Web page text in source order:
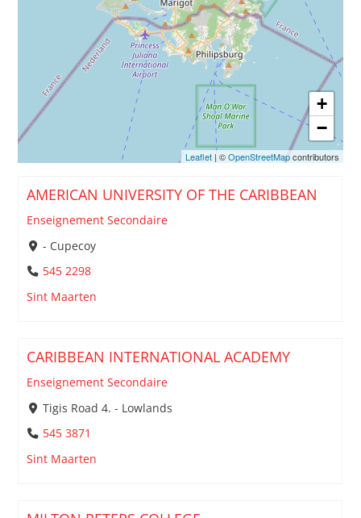
AMERICAN UNIVERSITY OF THE CARIBBEAN
Enseignement Secondaire
- Cupecoy
545 2298
Sint Maarten
CARIBBEAN INTERNATIONAL ACADEMY
Enseignement Secondaire
Tigis Road 4. - Lowlands
545 3871
Sint Maarten
+
−
Leaflet| ©OpenStreetMapcontributors